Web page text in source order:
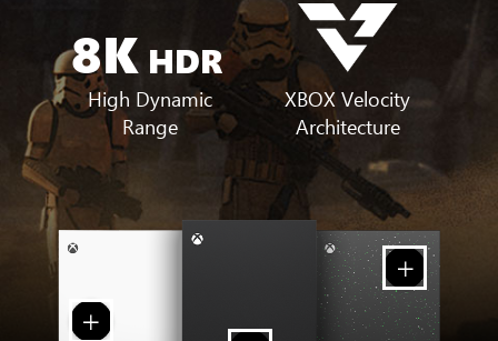
8K HDR
High Dynamic
Range
XBOX Velocity
Architecture